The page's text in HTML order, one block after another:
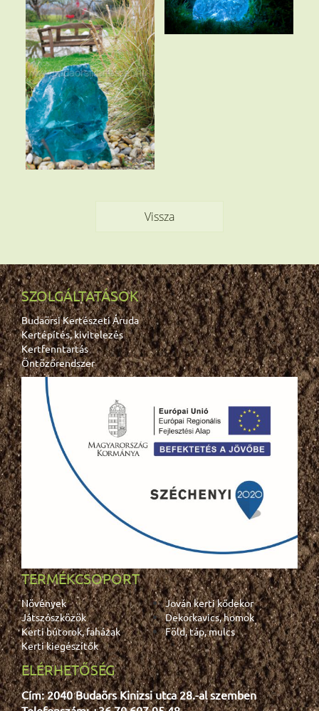
Vissza
SZOLGÁLTATÁSOK
Budaörsi Kertészeti Áruda
Kertépítés, kivitelezés
Kertfenntartás
Öntözőrendszer
TERMÉKCSOPORT
Növények
Jován kerti kődekor
Játszószközök
Dekorkavics, homok
Kerti bútorok, faházak
Föld, táp, mulcs
Kerti kiegészítők
ELÉRHETŐSÉG
Cím: 2040 Budaörs Kinizsi utca 28.-al szemben